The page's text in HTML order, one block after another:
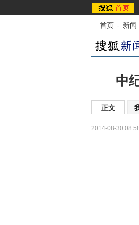
首页 - 新闻
中
正文
2014-08-30